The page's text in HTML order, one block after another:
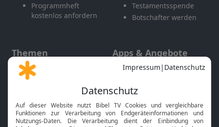
Programmheft
kostenlos anfordern
Testamentsspende
Botschafter werden
Themen
Gott und Bibel erklärt
Neuigkeiten
Apps & Angebote
Mobile App
Smart TV
HbbTV